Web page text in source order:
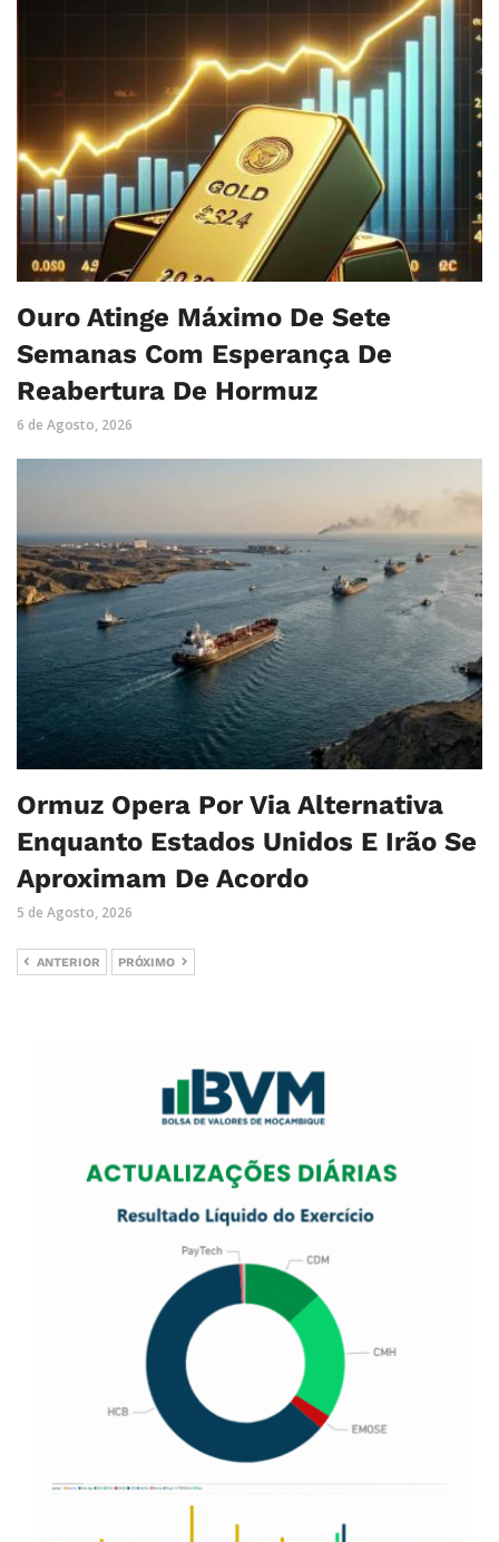
Ouro Atinge Máximo De Sete
Semanas Com Esperança De
Reabertura De Hormuz
6 de Agosto, 2026
Ormuz Opera Por Via Alternativa
Enquanto Estados Unidos E Irão Se
Aproximam De Acordo
5 de Agosto, 2026
ANTERIOR PRÓXIMO